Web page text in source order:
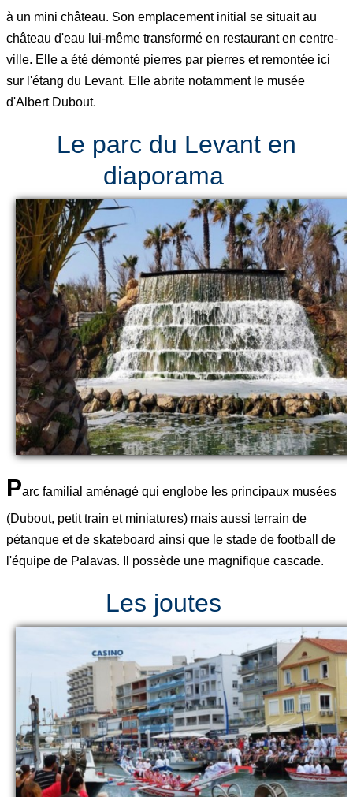
à un mini château. Son emplacement initial se situait au
château d'eau lui-même transformé en restaurant en centre-
ville. Elle a été démonté pierres par pierres et remontée ici
sur l'étang du Levant. Elle abrite notamment le musée
d'Albert Dubout.
Le parc du Levant en
diaporama
Parc familial aménagé qui englobe les principaux musées
(Dubout, petit train et miniatures) mais aussi terrain de
pétanque et de skateboard ainsi que le stade de football de
l'équipe de Palavas. Il possède une magnifique cascade.
Les joutes